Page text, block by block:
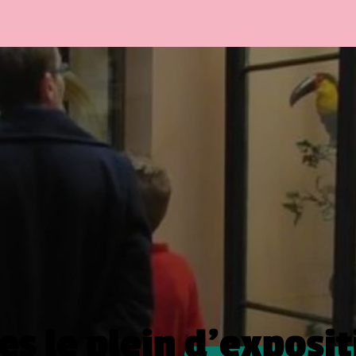
le plein